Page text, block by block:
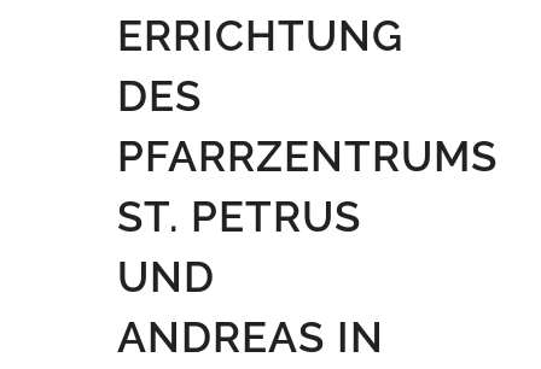
ERRICHTUNG
DES
PFARRZENTRUMS
ST. PETRUS
UND
ANDREAS IN